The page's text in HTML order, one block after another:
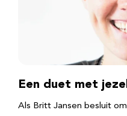
Een duet met
Als Britt Jansen besluit